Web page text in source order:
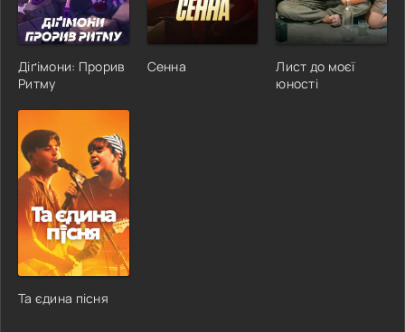
Діґімони: Прорив
Ритму
Сенна
Лист до моєї
юності
Та єдина пісня